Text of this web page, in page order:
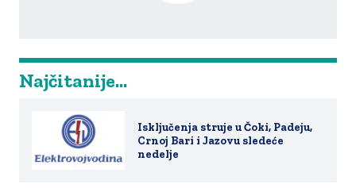
Najčitanije...
Isključenja struje u Čoki, Padeju,
Crnoj Bari i Jazovu sledeće
nedelje